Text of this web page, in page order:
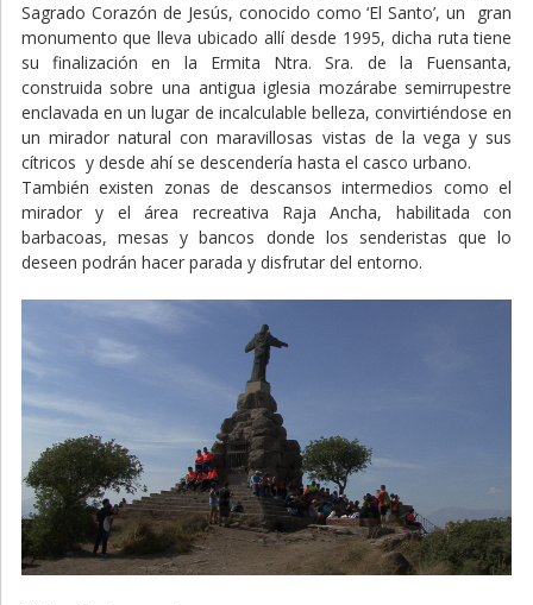
Sagrado Corazón de Jesús, conocido como ‘El Santo’, un gran
monumento que lleva ubicado allí desde 1995, dicha ruta tiene
su finalización en la Ermita Ntra. Sra. de la Fuensanta,
construida sobre una antigua iglesia mozárabe semirrupestre
enclavada en un lugar de incalculable belleza, convirtiéndose en
un mirador natural con maravillosas vistas de la vega y sus
cítricos y desde ahí se descendería hasta el casco urbano.
También existen zonas de descansos intermedios como el
mirador y el área recreativa Raja Ancha, habilitada con
barbacoas, mesas y bancos donde los senderistas que lo
deseen podrán hacer parada y disfrutar del entorno.